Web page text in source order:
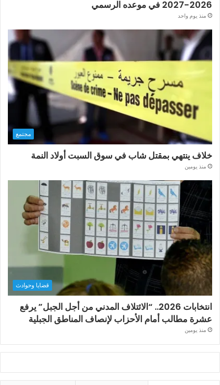
2026-2027 في موعده الرسمي
منذ يوم واحد
مجتمع
خلاف ينتهي بمقتل شاب في سوق السبت أولاد النمة
منذ يومين
قضايا وحوادث
انتخابات 2026.. “الائتلاف المدني من أجل الجبل” يرفع
عشرة مطالب أمام الأحزاب لإنصاف المناطق الجبلية
منذ يومين